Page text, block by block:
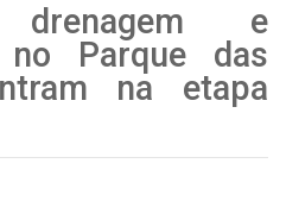
e
no Parque das
na etapa